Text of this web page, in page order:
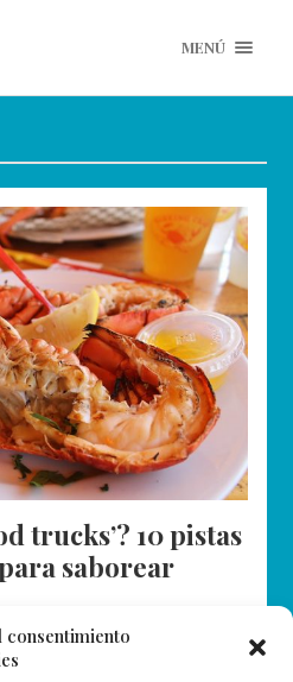
consentimiento
MENÚ
trucks’? 10 pistas
saborear
ofrece una
que puede